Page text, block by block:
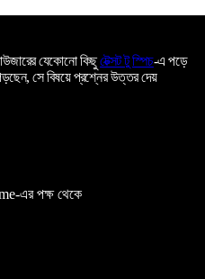
যেকোনো কিছুটেক্সট টু স্পিচ-এ পড়ে
সে বিষয়ে প্রশ্নের উত্তর দেয়
এর পক্ষ থেকে